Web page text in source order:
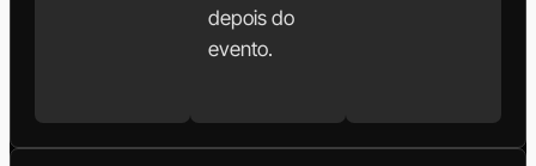
depois do
evento.